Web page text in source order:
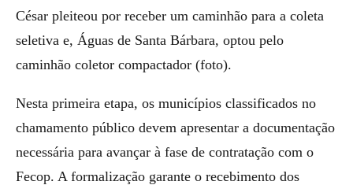
César pleiteou por receber um caminhão para a coleta
seletiva e, Águas de Santa Bárbara, optou pelo
caminhão coletor compactador (foto).
Nesta primeira etapa, os municípios classificados no
chamamento público devem apresentar a documentação
necessária para avançar à fase de contratação com o
Fecop. A formalização garante o recebimento dos